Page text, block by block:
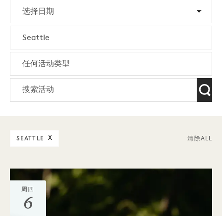
SEATTLE X 清除ALL
周四
6